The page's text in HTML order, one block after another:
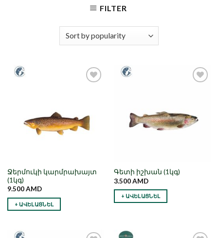
FILTER
Ջերմուկի կարմրախայտ
(1կգ)
9.500AMD
+ ԱՎԵԼԱՑՆԵԼ
Գետի իշխան (1կգ)
3.500AMD
+ ԱՎԵԼԱՑՆԵԼ